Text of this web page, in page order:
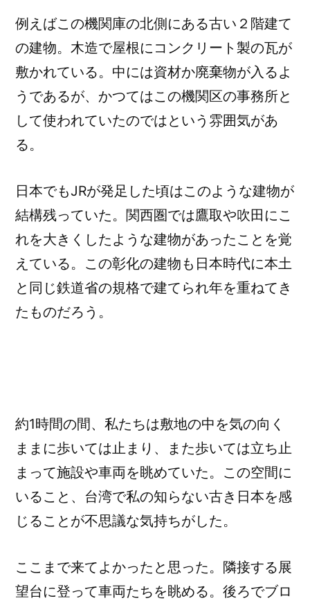
例えばこの機関庫の北側にある古い２階建て
の建物。木造で屋根にコンクリート製の瓦が
敷かれている。中には資材か廃棄物が入るよ
うであるが、かつてはこの機関区の事務所と
して使われていたのではという雰囲気があ
る。
日本でもJRが発足した頃はこのような建物が
結構残っていた。関西圏では鷹取や吹田にこ
れを大きくしたような建物があったことを覚
えている。この彰化の建物も日本時代に本土
と同じ鉄道省の規格で建てられ年を重ねてき
たものだろう。
約1時間の間、私たちは敷地の中を気の向く
ままに歩いては止まり、また歩いては立ち止
まって施設や車両を眺めていた。この空間に
いること、台湾で私の知らない古き日本を感
じることが不思議な気持ちがした。
ここまで来てよかったと思った。隣接する展
望台に登って車両たちを眺める。後ろでブロ